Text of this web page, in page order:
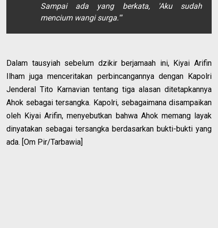
Sampai ada yang berkata, 'Aku sudah
mencium wangi surga.'"
Dalam tausyiah sebelum dzikir berjamaah ini, Kiyai Arifin
Ilham juga menceritakan perbincangannya dengan Kapolri
Jenderal Tito Karnavian tentang tiga alasan ditetapkannya
Ahok sebagai tersangka. Kapolri, sebagaimana disampaikan
oleh Kiyai Arifin, menyebutkan bahwa Ahok memang layak
dinyatakan sebagai tersangka berdasarkan bukti-bukti yang
ada. [Om Pir/Tarbawia]